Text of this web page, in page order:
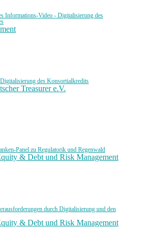
Informations-Video - Digitalisierung des
des Konsortialkredits
Treasurer e.V.
Panel zu Regulatorik und Regenwald
& Debt und Risk Management
durch Digitalisierung und den
& Debt und Risk Management